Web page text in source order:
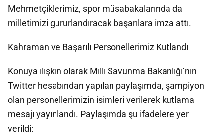
Mehmetçiklerimiz, spor müsabakalarında da
milletimizi gururlandıracak başarılara imza attı.
Kahraman ve Başarılı Personellerimiz Kutlandı
Konuya ilişkin olarak Milli Savunma Bakanlığı’nın
Twitter hesabından yapılan paylaşımda, şampiyon
olan personellerimizin isimleri verilerek kutlama
mesajı yayınlandı. Paylaşımda şu ifadelere yer
verildi: